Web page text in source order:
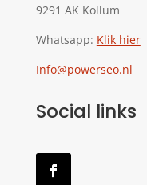
9291 AK Kollum
Whatsapp: Klik hier
Info@powerseo.nl
Social links